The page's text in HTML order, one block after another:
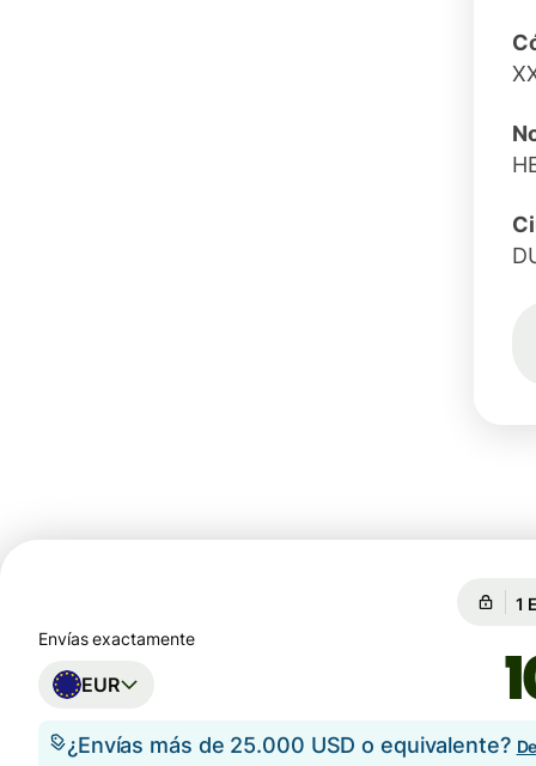
Envías exactamente
EUR
¿Envías más de 25.000 USD o equivalente?